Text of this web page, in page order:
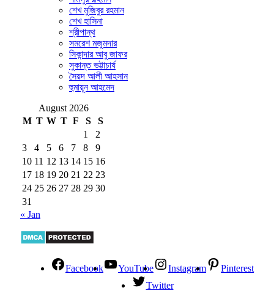
শেখ মুজিবুর রহমান
শেখ হাসিনা
শ্রীপান্থ
সমরেশ মজুমদার
সিকান্দার আবু জাফর
সুকান্ত ভট্টাচার্য
সৈয়দ আলী আহসান
হুমায়ূন আহমেদ
August 2026
M T W T F S
S
1
2
3
4 5 6 7 8
9
10 11 12 13 14 15 16
17 18 19 20 21 22 23
24 25 26 27 28 29 30
31
« Jan
Facebook YouTube Instagram
Pinterest
Twitter